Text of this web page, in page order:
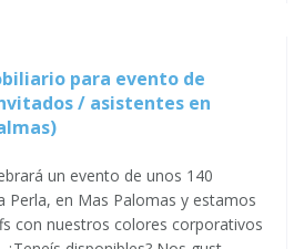
para evento de
/ asistentes en
un evento de unos 140
Perla, en Mas Palomas y estamos
con nuestros colores corporativos